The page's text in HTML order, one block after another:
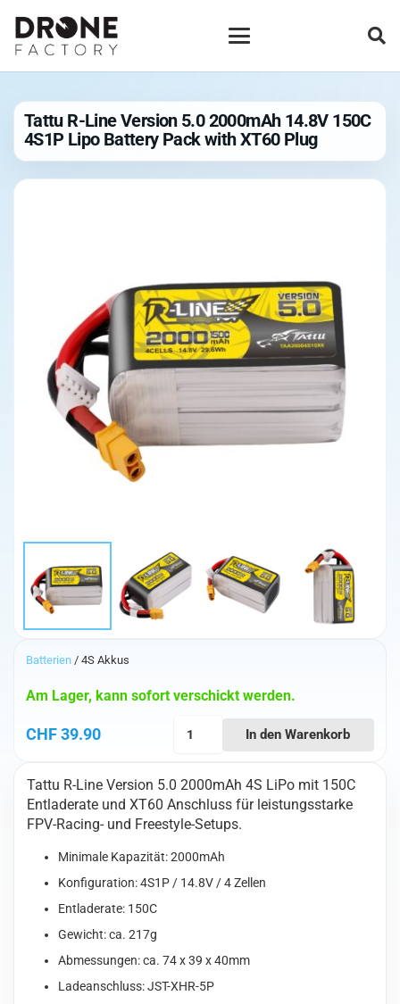
Tattu R-Line Version 5.0 2000mAh 14.8V 150C
4S1P Lipo Battery Pack with XT60 Plug
Batterien / 4S Akkus
CHF39.90
Am Lager, kann sofort verschickt werden.
Version
5.0
2000mAh
150C
4S1P
with
XT60
In den Warenkorb
Tattu R-Line Version 5.0 2000mAh 4S LiPo mit 150C
Entladerate und XT60 Anschluss für leistungsstarke
FPV-Racing- und Freestyle-Setups.
Minimale Kapazität: 2000mAh
Konfiguration: 4S1P / 14.8V / 4 Zellen
Entladerate: 150C
Gewicht: ca. 217g
Abmessungen: ca. 74 x 39 x 40mm
Ladeanschluss: JST-XHR-5P